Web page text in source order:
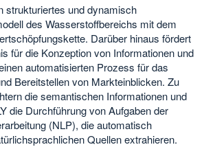
strukturiertes und dynamisch
des Wasserstoffbereichs mit dem
Darüber hinaus fördert
für die Konzeption von Informationen und
automatisierten Prozess für das
Bereitstellen von Markteinblicken. Zu
die semantischen Informationen und
die Durchführung von Aufgaben der
(NLP), die automatisch
Quellen extrahieren.